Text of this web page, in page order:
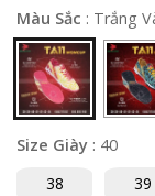
Màu Sắc : Trắng
Size Giày : 40
38
39